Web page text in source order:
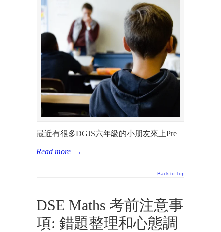
最近有很多DGJS六年級的小朋友來上Pre
Read more →
Back to Top
DSE Maths 考前注意事
項: 錯題整理和心態調